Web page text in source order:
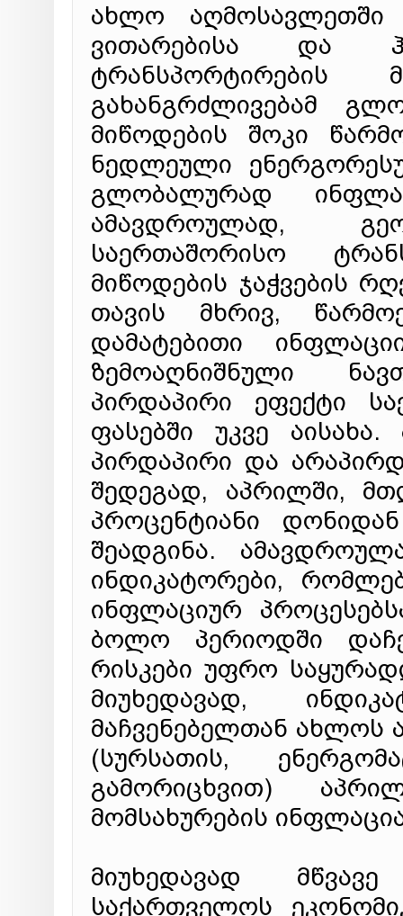
ახლო აღმოსავლეთში
ვითარებისა და
ტრანსპორტირების
გახანგრძლივებამ
მიწოდების შოკი
ნედლეული
გლობალურად
ამავდროულად,
საერთაშორისო
მიწოდების ჯაჭვების
თავის მხრივ,
დამატებითი
ზემოაღნიშნული
პირდაპირი ეფექტი
ფასებში უკვე
პირდაპირი და
შედეგად, აპრილში,
პროცენტიანი
შეადგინა.
ინდიკატორები,
ინფლაციურ
ბოლო პერიოდში
რისკები უფრო
მიუხედავად,
მაჩვენებელთან ახლოს
(სურსათის,
გამორიცხვით)
მომსახურების
მიუხედავად
საქართველოს